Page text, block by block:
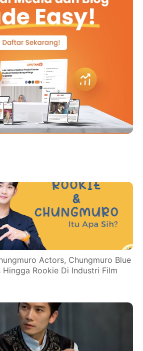
Actors, Chungmuro Blue
Hingga Rookie Di Industri Film